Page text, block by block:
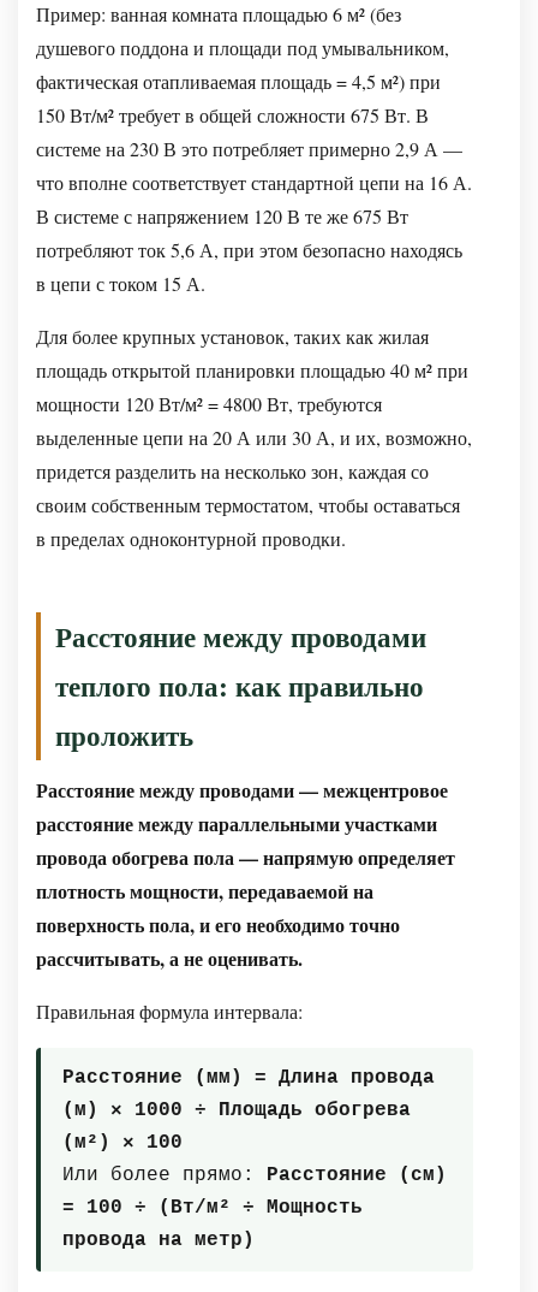
существующим
кафельным
полом?
Вопрос
6:
Нужна
ли
изоляция
пола
с
подогрева
Заключение:
правильный
выбор
и
для
обогрева
Пример: ванная комната площадью 6 м² (без
душевого поддона и площади под умывальником,
фактическая отапливаемая площадь = 4,5 м²) при
150 Вт/м² требует в общей сложности 675 Вт. В
системе на 230 В это потребляет примерно 2,9 А —
что вполне соответствует стандартной цепи на 16 А.
В системе с напряжением 120 В те же 675 Вт
потребляют ток 5,6 А, при этом безопасно находясь
в цепи с током 15 А.
Для более крупных установок, таких как жилая
площадь открытой планировки площадью 40 м² при
мощности 120 Вт/м² = 4800 Вт, требуются
выделенные цепи на 20 А или 30 А, и их, возможно,
придется разделить на несколько зон, каждая со
своим собственным термостатом, чтобы оставаться
в пределах одноконтурной проводки.
Расстояние между проводами
теплого пола: как правильно
проложить
Расстояние между проводами — межцентровое
расстояние между параллельными участками
провода обогрева пола — напрямую определяет
плотность мощности, передаваемой на
поверхность пола, и его необходимо точно
рассчитывать, а не оценивать.
Правильная формула интервала:
Расстояние (мм) = Длина провода
(м) × 1000 ÷ Площадь обогрева
(м²) × 100
Или более прямо: Расстояние (см)
= 100 ÷ (Вт/м² ÷ Мощность
провода на метр)